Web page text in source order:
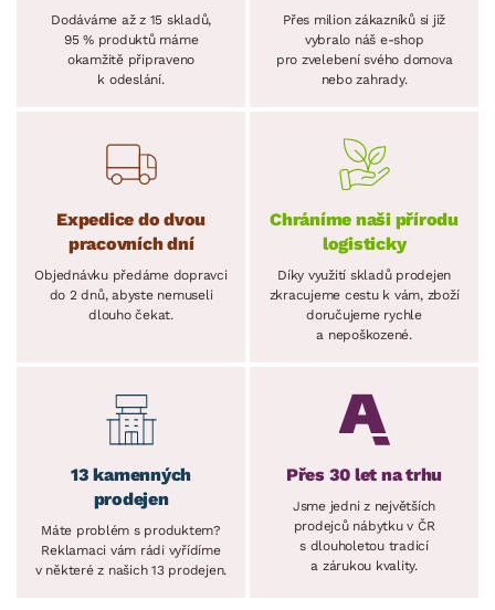
Dodáváme až z 15 skladů,
95 % produktů máme
okamžitě připraveno
k odeslání.
Přes milion zákazníků si již
vybralo náš e-shop
pro zvelebení svého domova
nebo zahrady.
Expedice do dvou
pracovních dní
Objednávku předáme dopravci
do 2 dnů, abyste nemuseli
dlouho čekat.
Chráníme naši přírodu
logisticky
Díky využití skladů prodejen
zkracujeme cestu k vám, zboží
doručujeme rychle
a nepoškozené.
13 kamenných
prodejen
Máte problém s produktem?
Reklamaci vám rádi vyřídíme
v některé z našich 13 prodejen.
Přes 30 let na trhu
Jsme jedni z největších
prodejců nábytku v ČR
s dlouholetou tradicí
a zárukou kvality.